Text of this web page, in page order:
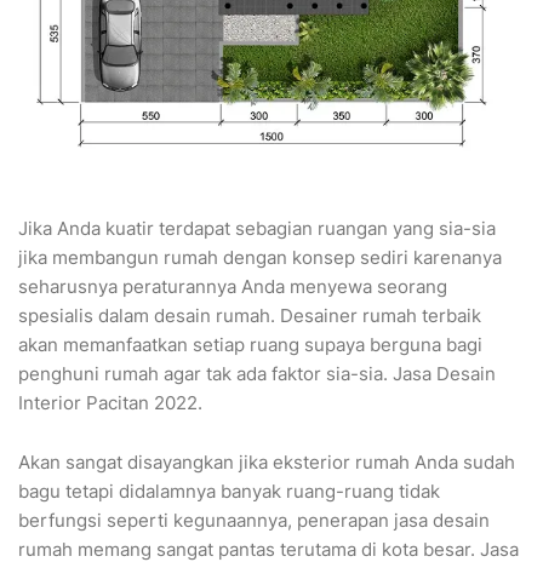
Jika Anda kuatir terdapat sebagian ruangan yang sia-sia
jika membangun rumah dengan konsep sediri karenanya
seharusnya peraturannya Anda menyewa seorang
spesialis dalam desain rumah. Desainer rumah terbaik
akan memanfaatkan setiap ruang supaya berguna bagi
penghuni rumah agar tak ada faktor sia-sia. Jasa Desain
Interior Pacitan 2022.
Akan sangat disayangkan jika eksterior rumah Anda sudah
bagu tetapi didalamnya banyak ruang-ruang tidak
berfungsi seperti kegunaannya, penerapan jasa desain
rumah memang sangat pantas terutama di kota besar. Jasa